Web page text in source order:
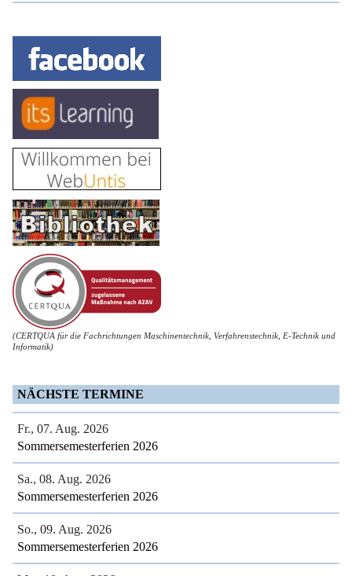
(CERTQUA für die Fachrichtungen Maschinentechnik, Verfahrenstechnik, E-Technik und
Informatik)
NÄCHSTE TERMINE
Fr., 07. Aug. 2026
Sommersemesterferien 2026
Sa., 08. Aug. 2026
Sommersemesterferien 2026
So., 09. Aug. 2026
Sommersemesterferien 2026